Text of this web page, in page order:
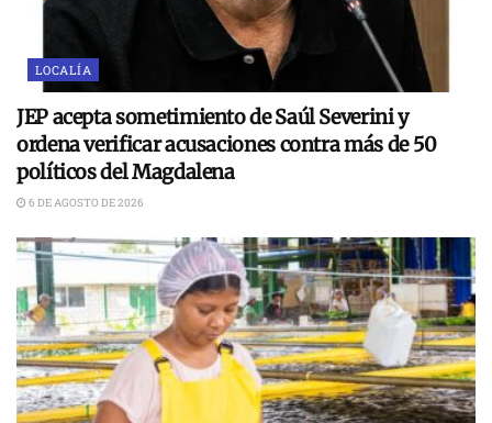
LOCALÍA
JEP acepta sometimiento de Saúl Severini y
ordena verificar acusaciones contra más de 50
políticos del Magdalena
6 DE AGOSTO DE 2026